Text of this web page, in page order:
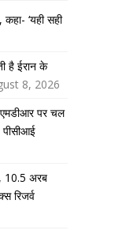
‘यही सही
है ईरान के
8, 2026
पर चल
पीसीआई
10.5 अरब
रिजर्व